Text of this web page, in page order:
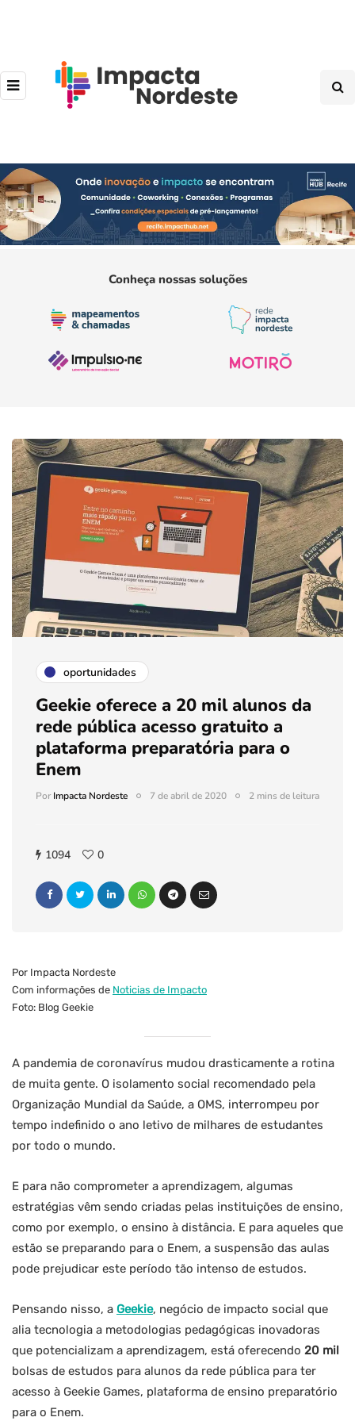
Conheça nossas soluções
oportunidades
Geekie oferece a 20 mil alunos da
rede pública acesso gratuito a
plataforma preparatória para o
Enem
PorImpacta Nordeste 7 de abril de 2020 2 mins de leitura
1094 0
Por Impacta Nordeste
Com informações de Noticias de Impacto
Foto: Blog Geekie
A pandemia de coronavírus mudou drasticamente a rotina
de muita gente. O isolamento social recomendado pela
Organização Mundial da Saúde, a OMS, interrompeu por
tempo indefinido o ano letivo de milhares de estudantes
por todo o mundo.
E para não comprometer a aprendizagem, algumas
estratégias vêm sendo criadas pelas instituições de ensino,
como por exemplo, o ensino à distância. E para aqueles que
estão se preparando para o Enem, a suspensão das aulas
pode prejudicar este período tão intenso de estudos.
Pensando nisso, a Geekie, negócio de impacto social que
alia tecnologia a metodologias pedagógicas inovadoras
que potencializam a aprendizagem, está oferecendo 20 mil
bolsas de estudos para alunos da rede pública para ter
acesso à Geekie Games, plataforma de ensino preparatório
para o Enem.